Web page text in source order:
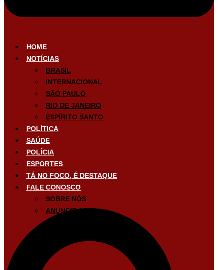
HOME
NOTÍCIAS
BRASIL
INTERNACIONAL
SÃO PAULO
RIO DE JANEIRO
ESPÍRITO SANTO
POLÍTICA
SAÚDE
POLÍCIA
ESPORTES
TÁ NO FOCO, É DESTAQUE
FALE CONOSCO
SOBRE NÓS
ANUNCIE AQUI